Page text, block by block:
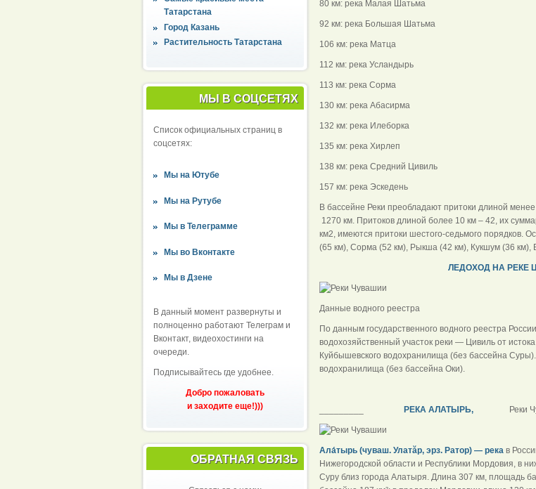
Татарстана
Город Казань
Растительность Татарстана
МЫ В СОЦСЕТЯХ
Список официальных страниц в
соцсетях:
Мы на Ютубе
Мы на Рутубе
Мы в Телеграмме
Мы во Вконтакте
Мы в Дзене
В данный момент развернуты и
полноценно работают Телеграм и
Вконтакт, видеохостинги на
очереди.
Подписывайтесь где удобнее.
Добро пожаловать
и заходите еще!)))
ОБРАТНАЯ СВЯЗЬ
80 км: река Малая Шатьма
92 км: река Большая Шатьма
106 км: река Матца
112 км: река Усландырь
113 км: река Сорма
130 км: река Абасирма
132 км: река Илеборка
135 км: река Хирлеп
138 км: река Средний Цивиль
157 км: река Эскедень
В бассейне Реки преобладают притоки длиной
1270 км. Притоков длиной более 10 км – 42, их
км2, имеются притоки шестого-седьмого порядков.
(65 км), Сорма (52 км), Рыкша (42 км), Кукшум (36
ЛЕДОХОД НА РЕКЕ
Данные водного реестра
По данным государственного водного реестра
водохозяйственный участок реки — Цивиль от
Куйбышевского водохранилища (без бассейна
водохранилища (без бассейна Оки).
РЕКА АЛАТЫРЬ, Реки
Ала́тырь (чуваш. Улатăр, эрз. Ратор) — рекав
Нижегородской области и Республики Мордовия, в
Суру близ города Алатыря. Длина 307 км, площадь